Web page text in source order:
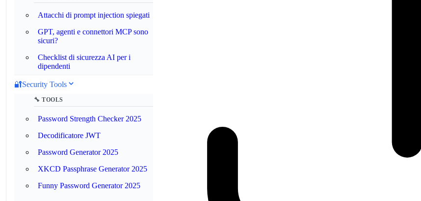
Attacchi di prompt injection spiegati
GPT, agenti e connettori MCP sono
sicuri?
Checklist di sicurezza AI per i
dipendenti
🔐Security Tools
🔧 TOOLS
Password Strength Checker 2025
Decodificatore JWT
Password Generator 2025
XKCD Passphrase Generator 2025
Funny Password Generator 2025